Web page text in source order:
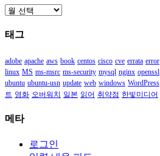
보
함
태그
adobe apache aws book centos cisco cve errata error
linux MS ms-msrc ms-security mysql nginx openssl
ubuntu ubuntu-usn update web windows WordPress
트 영화 오버워치 일본 읽어 취약점 한빛미디어
메타
로그인